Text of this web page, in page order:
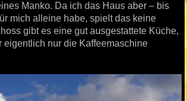
Manko. Da ich das Haus aber – bis
mich alleine habe, spielt das keine
gibt es eine gut ausgestattete Küche,
eigentlich nur die Kaffeemaschine